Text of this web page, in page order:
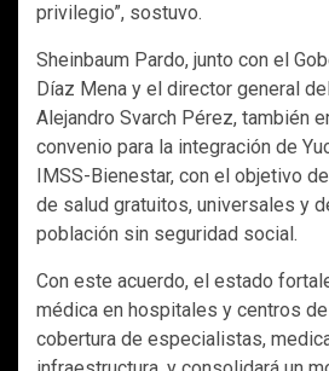
privilegio”, sostuvo.
Sheinbaum Pardo, junto con el
Díaz Mena y el director general
Alejandro Svarch Pérez, también
convenio para la integración de
IMSS-Bienestar, con el objetivo
de salud gratuitos, universales y
población sin seguridad social.
Con este acuerdo, el estado
médica en hospitales y centros
cobertura de especialistas,